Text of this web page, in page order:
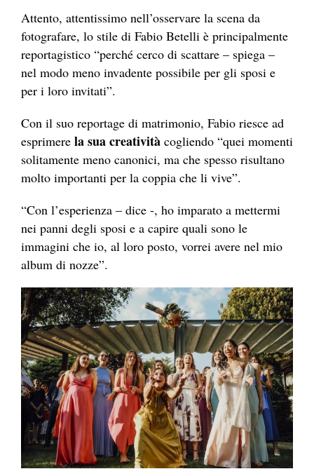
Attento, attentissimo nell’osservare la scena da
fotografare, lo stile di Fabio Betelli è principalmente
reportagistico “perché cerco di scattare – spiega –
nel modo meno invadente possibile per gli sposi e
per i loro invitati”.
Con il suo reportage di matrimonio, Fabio riesce ad
esprimere la sua creatività cogliendo “quei momenti
solitamente meno canonici, ma che spesso risultano
molto importanti per la coppia che li vive”.
“Con l’esperienza – dice -, ho imparato a mettermi
nei panni degli sposi e a capire quali sono le
immagini che io, al loro posto, vorrei avere nel mio
album di nozze”.